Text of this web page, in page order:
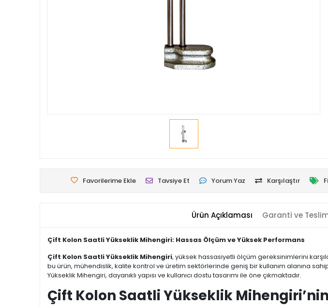
Favorilerime Ekle Tavsiye Et Yorum Yaz Karşılaştır
Ürün Açıklaması Garanti ve
Çift Kolon Saatli Yükseklik Mihengiri: Hassas Ölçüm ve Yüksek Performans
Çift Kolon Saatli Yükseklik Mihengiri, yüksek hassasiyetli ölçüm gereksinimlerini
bu ürün, mühendislik, kalite kontrol ve üretim sektörlerinde geniş bir kullanım alanına
Yükseklik Mihengiri, dayanıklı yapısı ve kullanıcı dostu tasarımı ile öne çıkmaktadır.
Çift Kolon Saatli Yükseklik